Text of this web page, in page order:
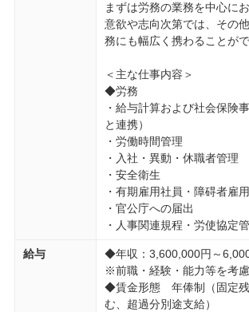
まずは労務の業務を中心に
意欲や志向次第では、その
務にも幅広く携わることがで
＜主な仕事内容＞
◆労務
・給与計算および社会保険
と連携）
・労働時間管理
・入社・異動・休職者管理
・安全衛生
・有期雇用社員・障碍者雇
・官公庁への届出
・人事関連規程・労使協定
給与
◆年収：3,600,000円～
※前職・経験・能力等を考
◆賃金形態 年俸制（固定残
む、超過分別途支給）